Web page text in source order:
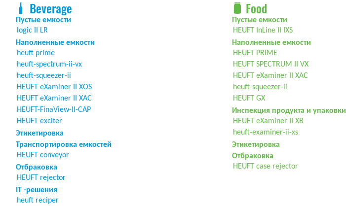
Beverage
Пустые емкости
logic II LR
Наполненные емкости
heuft prime
heuft-spectrum-ii-vx
heuft-squeezer-ii
HEUFT eXaminer II XOS
HEUFT eXaminer II XAC
HEUFT-FinaView-II-CAP
HEUFT exciter
Этикетировка
Транспортировка емкостей
HEUFT conveyor
Отбраковка
HEUFT rejector
IT -решения
heuft reciper
Food
Пустые емкости
HEUFT InLine II IXS
Наполненные емкости
HEUFT PRIME
HEUFT SPECTRUM II VX
HEUFT eXaminer II XAC
heuft-squeezer-ii
HEUFT GX
Инспекция продукта и упаковки
HEUFT eXaminer II XB
heuft-examiner-ii-xs
Этикетировка
Отбраковка
HEUFT case rejector